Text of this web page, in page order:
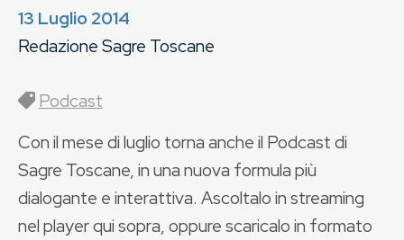
13 Luglio 2014
Redazione Sagre Toscane
Podcast
Con il mese di luglio torna anche il Podcast di
Sagre Toscane, in una nuova formula più
dialogante e interattiva. Ascoltalo in streaming
nel player qui sopra, oppure scaricalo in formato